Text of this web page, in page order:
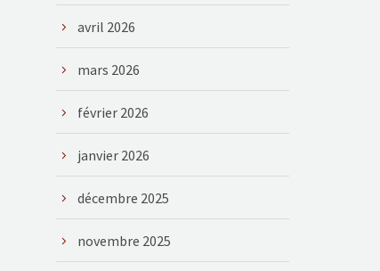
avril 2026
mars 2026
février 2026
janvier 2026
décembre 2025
novembre 2025